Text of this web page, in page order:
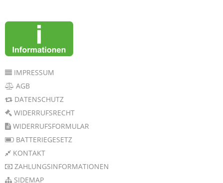
IMPRESSUM
AGB
DATENSCHUTZ
WIDERRUFSRECHT
WIDERRUFSFORMULAR
BATTERIEGESETZ
KONTAKT
ZAHLUNGSINFORMATIONEN
SIDEMAP